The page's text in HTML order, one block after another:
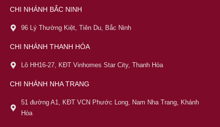
CHI NHÁNH BẮC NINH
96 Lý Thường Kiệt, Tiên Du, Bắc Ninh
CHI NHÁNH THANH HÓA
Lô HH16-27, KĐT Vinhomes Star City, Thanh Hóa
CHI NHÁNH NHA TRANG
51 đường A1, KĐT VCN Phước Long, Nam Nha Trang, Khánh
Hòa